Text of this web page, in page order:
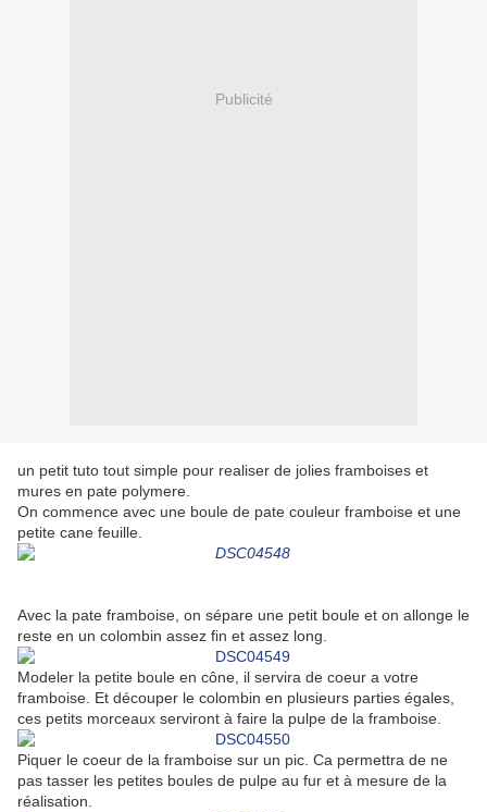
Publicité
un petit tuto tout simple pour realiser de jolies framboises et
mures en pate polymere.
On commence avec une boule de pate couleur framboise et une
petite cane feuille.
Avec la pate framboise, on sépare une petit boule et on allonge le
reste en un colombin assez fin et assez long.
Modeler la petite boule en cône, il servira de coeur a votre
framboise. Et découper le colombin en plusieurs parties égales,
ces petits morceaux serviront à faire la pulpe de la framboise.
Piquer le coeur de la framboise sur un pic. Ca permettra de ne
pas tasser les petites boules de pulpe au fur et à mesure de la
réalisation.